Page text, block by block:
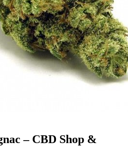
– CBD Shop &